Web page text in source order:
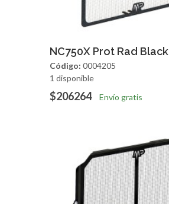
Agregar
NC750X Prot Rad Black
Código: 0004205
1 disponible
$206264 Envío gratis